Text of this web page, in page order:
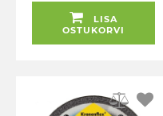
LISA
OSTUKORVI